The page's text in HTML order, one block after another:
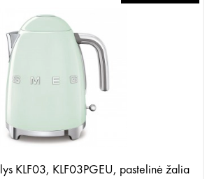
KLF03, KLF03PGEU, pastelinė žalia